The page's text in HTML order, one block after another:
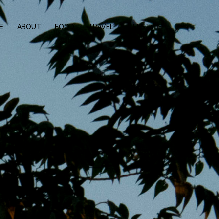
ABOUT FOOD TRAVEL LIFESTYLE